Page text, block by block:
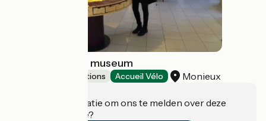
Ventoux Truffle museum
Museums & attractions Accueil Vélo Monieux
Heeft u informatie om ons te melden over deze
accommodatie?